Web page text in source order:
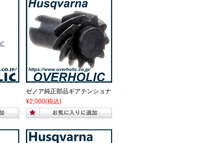
ゼノア純正部品ギアテンショナ
¥2,000(税込)